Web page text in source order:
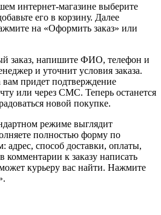
интернет-магазине выберите
его в корзину. Далее
на «Оформить заказ» или
заказ, напишите ФИО, телефон и
и уточнит условия заказа.
вам придет подтверждение
или через СМС. Теперь останется
новой покупке.
режиме выглядит
полностью форму по
адрес, способ доставки, оплаты,
комментарии к заказу написать
курьеру вас найти. Нажмите